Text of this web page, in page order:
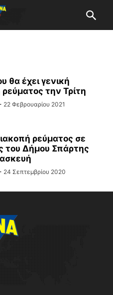
θα έχει γενική
την Τρίτη
22 Φεβρουαρίου 2021
ρεύματος σε
του Δήμου Σπάρτης
24 Σεπτεμβρίου 2020